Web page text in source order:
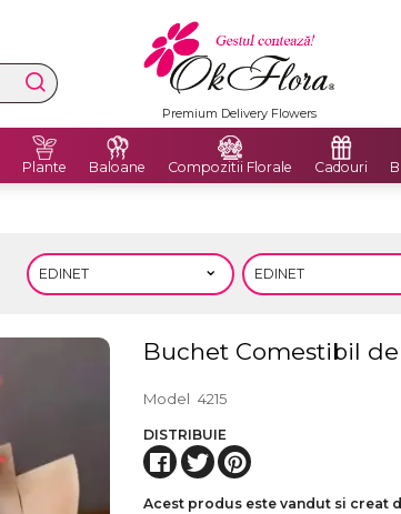
Premium Delivery Flowers
Plante Baloane Compozitii Florale Cadouri
Buchet Comestibil
Model 4215
DISTRIBUIE
Acest produs este vandut si creat